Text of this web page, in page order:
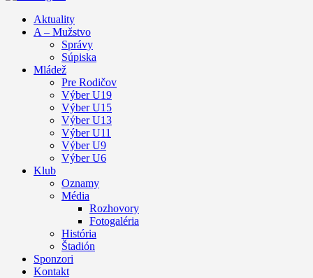
Aktuality
A – Mužstvo
Správy
Súpiska
Mládež
Pre Rodičov
Výber U19
Výber U15
Výber U13
Výber U11
Výber U9
Výber U6
Klub
Oznamy
Média
Rozhovory
Fotogaléria
História
Štadión
Sponzori
Kontakt